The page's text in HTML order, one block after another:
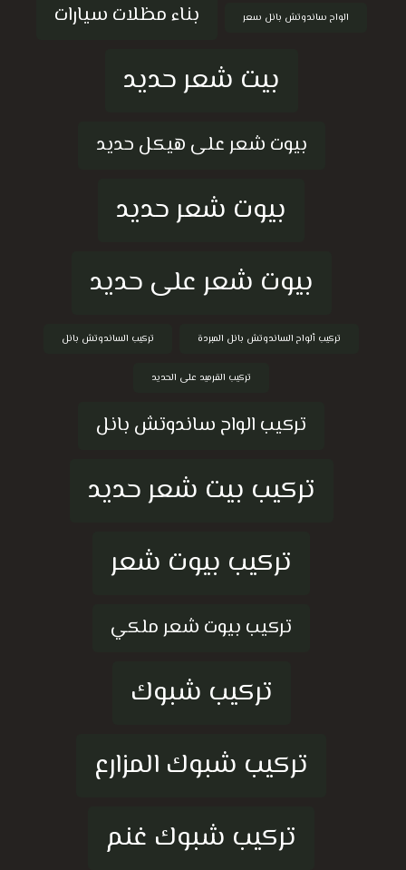
الواح ساندوتش بانل سعر بناء مظلات سيارات
بيت شعر حديد
بيوت شعر على هيكل حديد
بيوت شعر حديد
بيوت شعر على حديد
تركيب ألواح الساندوتش بانل المبردة تركيب الساندوتش بانل
تركيب القرميد على الحديد
تركيب الواح ساندوتش بانل
تركيب بيت شعر حديد
تركيب بيوت شعر
تركيب بيوت شعر ملكي
تركيب شبوك
تركيب شبوك المزارع
تركيب شبوك غنم